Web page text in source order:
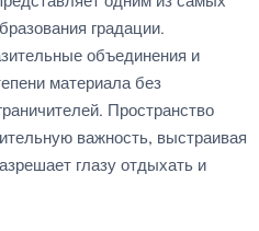
градации.
объединения и
материала без
Пространство
важность, выстраивая
глазу отдыхать и